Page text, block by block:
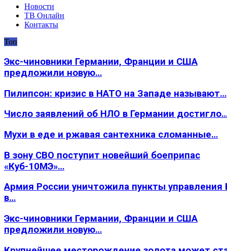
Новости
ТВ Онлайн
Контакты
Топ
Экс-чиновники Германии, Франции и США
предложили новую…
Пилипсон: кризис в НАТО на Западе называют…
Число заявлений об НЛО в Германии
Мухи в еде и ржавая сантехника сломанные…
В зону СВО поступит новейший боеприпас
«Куб-10МЭ»…
Армия России уничтожила пункты
в…
Экс-чиновники Германии, Франции и США
предложили новую…